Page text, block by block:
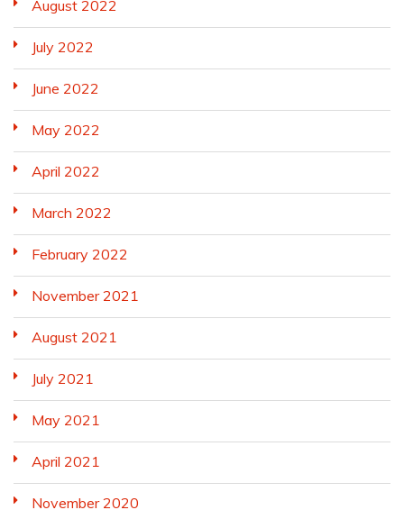
August 2022
July 2022
June 2022
May 2022
April 2022
March 2022
February 2022
November 2021
August 2021
July 2021
May 2021
April 2021
November 2020